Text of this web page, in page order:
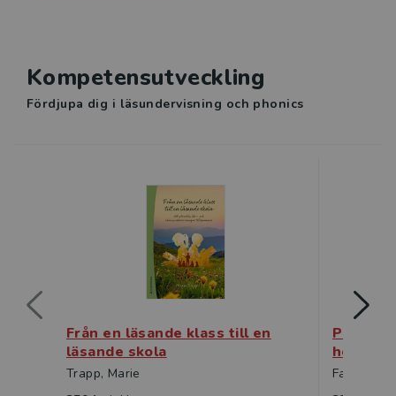
Kompetensutveckling
Fördjupa dig i läsundervisning och phonics
Från en läsande klass till en
läsande skola
Trapp, Marie
högre
Falkner,